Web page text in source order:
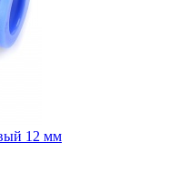
12 мм